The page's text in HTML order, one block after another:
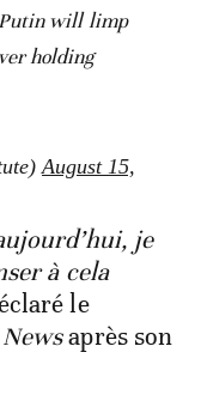
Putin will limp
holding
August 15,
je
à cela
le
après son